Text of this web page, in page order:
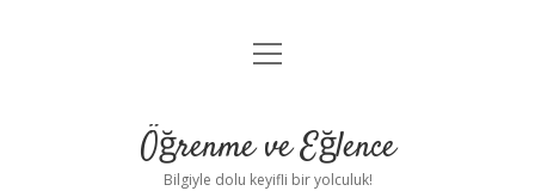
Anasayfa
Yasal Uyarı
menüyü
Öğrenme ve Eğlence
Bilgiyle dolu keyifli bir yolculuk!